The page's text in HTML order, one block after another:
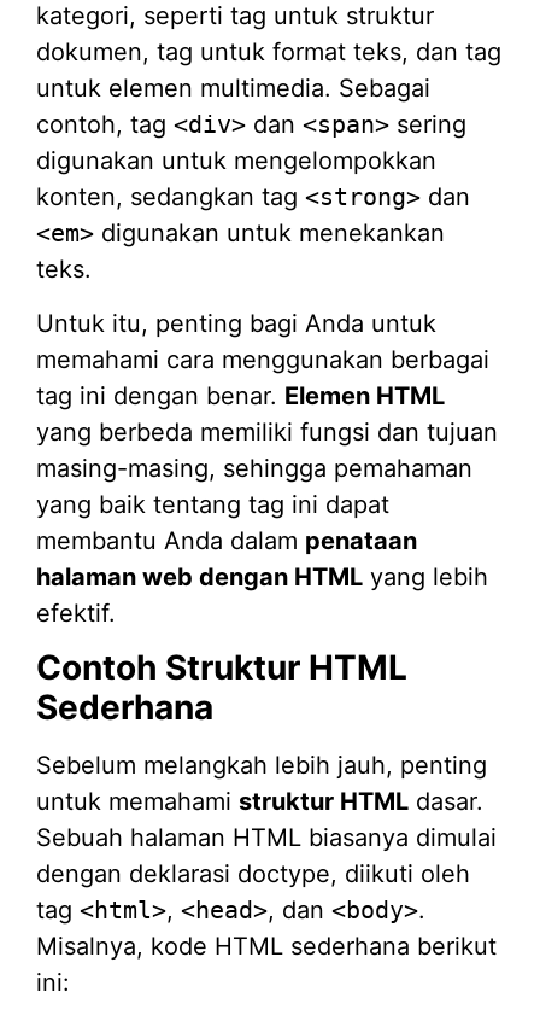
kategori, seperti tag untuk struktur
dokumen, tag untuk format teks, dan tag
untuk elemen multimedia. Sebagai
contoh, tag <div> dan <span> sering
digunakan untuk mengelompokkan
konten, sedangkan tag <strong> dan
<em> digunakan untuk menekankan
teks.
Untuk itu, penting bagi Anda untuk
memahami cara menggunakan berbagai
tag ini dengan benar. Elemen HTML
yang berbeda memiliki fungsi dan tujuan
masing-masing, sehingga pemahaman
yang baik tentang tag ini dapat
membantu Anda dalam penataan
halaman web dengan HTML yang lebih
efektif.
Contoh Struktur HTML
Sederhana
Sebelum melangkah lebih jauh, penting
untuk memahami struktur HTML dasar.
Sebuah halaman HTML biasanya dimulai
dengan deklarasi doctype, diikuti oleh
tag <html>, <head>, dan <body>.
Misalnya, kode HTML sederhana berikut
ini: